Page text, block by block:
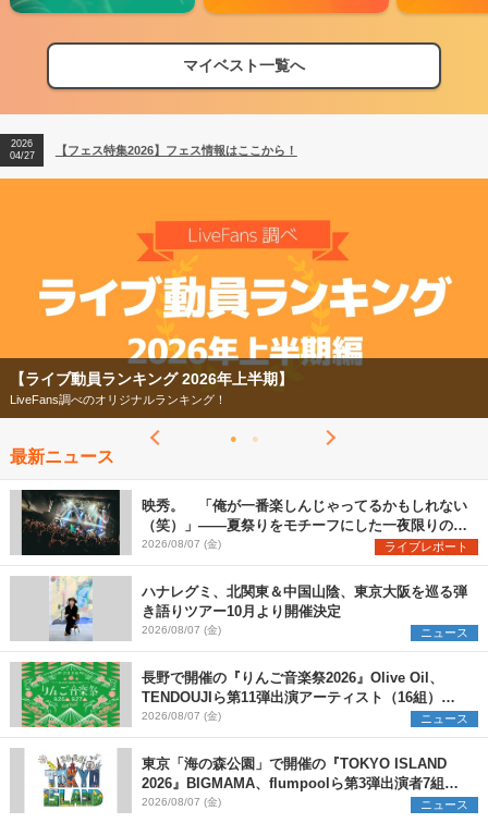
マイベスト一覧へ
【フェス特集2026】フェス情報はここから！
【ライブ動員ランキング】2026年上半期編発表！
2026
04/27
【フェス特集2026】フェス情報はここから！
2026
【フェス特集2026】
今年もフェスの季節がやってきた！
最新ニュース
映秀。 「俺が一番楽しんじゃってるかもしれない
（笑）」――夏祭りをモチーフにした一夜限りのス
ペシャルライブ『色祭』レポート
2026/08/07 (金) ライブレポート
ハナレグミ、北関東＆中国山陰、東京大阪を巡る弾
き語りツアー10月より開催決定
2026/08/07 (金) ニュース
長野で開催の『りんご音楽祭2026』Olive Oil、
TENDOUJIら第11弾出演アーティスト（16組）を
発表
2026/08/07 (金) ニュース
東京「海の森公園」で開催の『TOKYO ISLAND
2026』BIGMAMA、flumpoolら第3弾出演者7組を
発表 ワークショップ・アート出展者を募集
2026/08/07 (金) ニュース